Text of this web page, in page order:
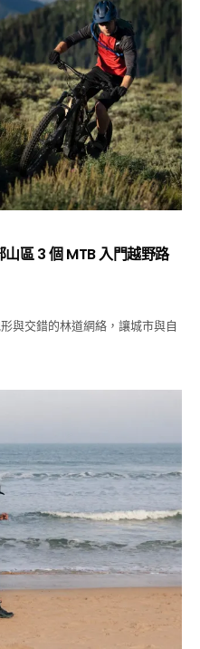
區 3 個 MTB 入門越野路
與交錯的林道網絡，讓城市與自